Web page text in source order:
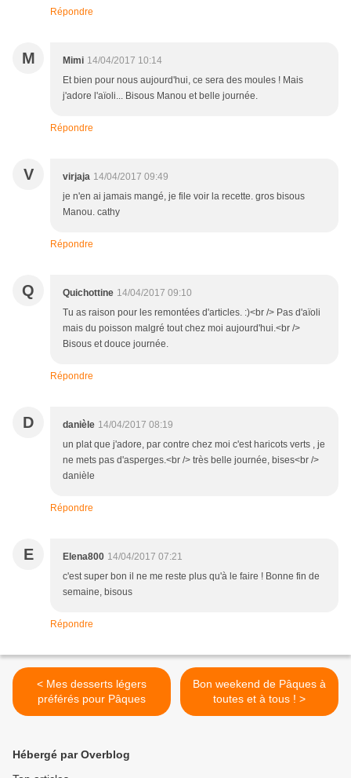
Répondre
M Mimi 14/04/2017 10:14
Et bien pour nous aujourd'hui, ce sera des moules ! Mais
j'adore l'aïoli... Bisous Manou et belle journée.
Répondre
V virjaja 14/04/2017 09:49
je n'en ai jamais mangé, je file voir la recette. gros bisous
Manou. cathy
Répondre
Q Quichottine 14/04/2017 09:10
Tu as raison pour les remontées d'articles. :)<br /> Pas d'aïoli
mais du poisson malgré tout chez moi aujourd'hui.<br />
Bisous et douce journée.
Répondre
D danièle 14/04/2017 08:19
un plat que j'adore, par contre chez moi c'est haricots verts , je
ne mets pas d'asperges.<br /> très belle journée, bises<br />
danièle
Répondre
E Elena800 14/04/2017 07:21
c'est super bon il ne me reste plus qu'à le faire ! Bonne fin de
semaine, bisous
Répondre
< Mes desserts légers
préférés pour Pâques
Bon weekend de Pâques à
toutes et à tous ! >
Hébergé par Overblog